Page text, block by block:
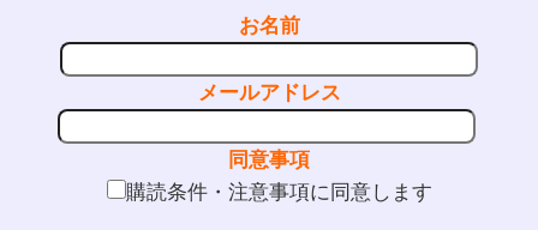
お名前
メールアドレス
同意事項
購読条件・注意事項に同意します